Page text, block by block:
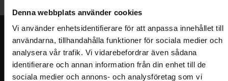
Denna webbplats använder cookies
Vi använder enhetsidentifierare för att anpassa innehållet till
användarna, tillhandahålla funktioner för sociala medier och
analysera vår trafik. Vi vidarebefordrar även sådana
identifierare och annan information från din enhet till de
sociala medier och annons- och analysföretag som vi
Nyhetsbrev
Jag önskar erbjudanden, rabatter och produktnyheter direkt till min
inkorg!
Du kommer att få ca 1 utskick / månad. Avbryt enkelt när du vill.